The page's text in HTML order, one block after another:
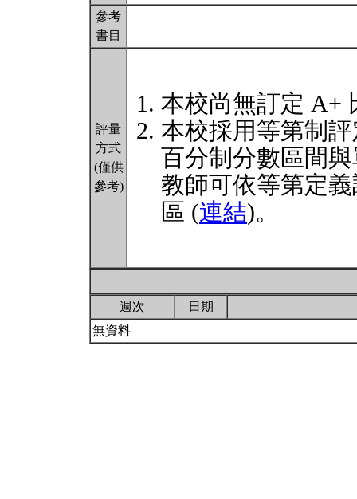
參考
書目
評量
方式
(僅供
參考)
本校尚無訂定 A+
本校採用等第制
百分制分數區間
教師可依等第定
區 (連結)。
週次
日期
無資料